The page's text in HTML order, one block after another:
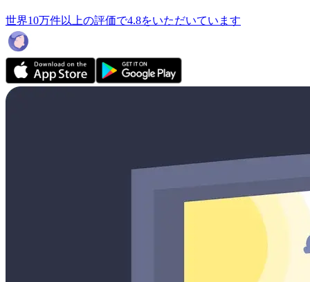
世界10万件以上の評価で4.8をいただいています